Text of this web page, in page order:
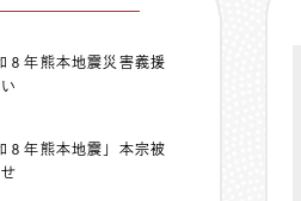
８年熊本地震災害義援
８年熊本地震」本宗被